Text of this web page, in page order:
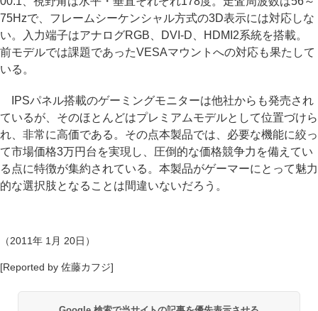
75Hzで、フレームシーケンシャル方式の3D表示には対応しな
い。入力端子はアナログRGB、DVI-D、HDMI2系統を搭載。
前モデルでは課題であったVESAマウントへの対応も果たして
いる。
IPSパネル搭載のゲーミングモニターは他社からも発売され
ているが、そのほとんどはプレミアムモデルとして位置づけら
れ、非常に高価である。その点本製品では、必要な機能に絞っ
て市場価格3万円台を実現し、圧倒的な価格競争力を備えてい
る点に特徴が集約されている。本製品がゲーマーにとって魅力
的な選択肢となることは間違いないだろう。
（2011年 1月 20日）
[Reported by 佐藤カフジ]